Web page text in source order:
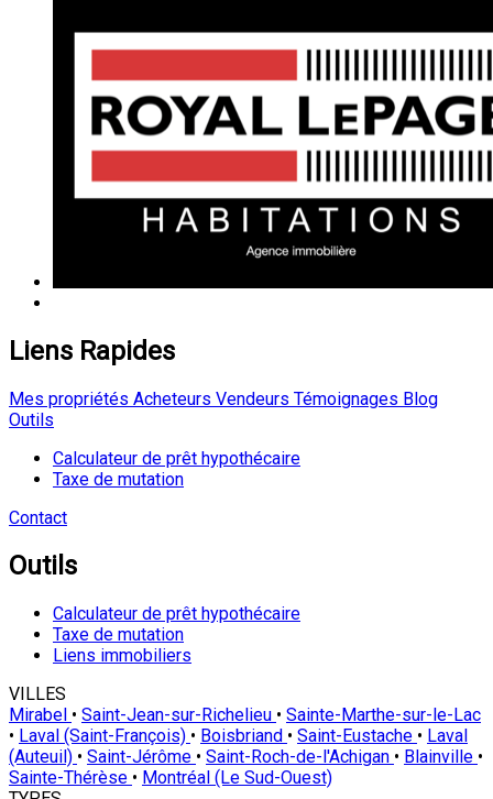
Liens Rapides
Mes propriétés Acheteurs Vendeurs Témoignages Blog
Outils
Calculateur de prêt hypothécaire
Taxe de mutation
Contact
Outils
Calculateur de prêt hypothécaire
Taxe de mutation
Liens immobiliers
VILLES
Mirabel • Saint-Jean-sur-Richelieu • Sainte-Marthe-sur-le-Lac
• Laval (Saint-François) • Boisbriand • Saint-Eustache • Laval
(Auteuil) • Saint-Jérôme • Saint-Roch-de-l'Achigan • Blainville •
Sainte-Thérèse • Montréal (Le Sud-Ouest)